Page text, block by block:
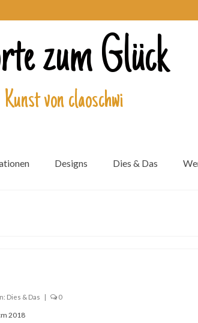
zum Glück
Kunst von claoschwi
Designs Dies & Das
Dies & Das | 0
2018